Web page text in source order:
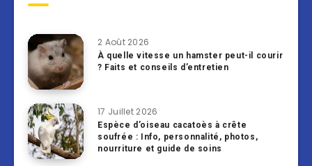
2 Août 2026
À quelle vitesse un hamster peut-il courir
? Faits et conseils d’entretien
17 Juillet 2026
Espèce d’oiseau cacatoès à crête
soufrée : Info, personnalité, photos,
nourriture et guide de soins